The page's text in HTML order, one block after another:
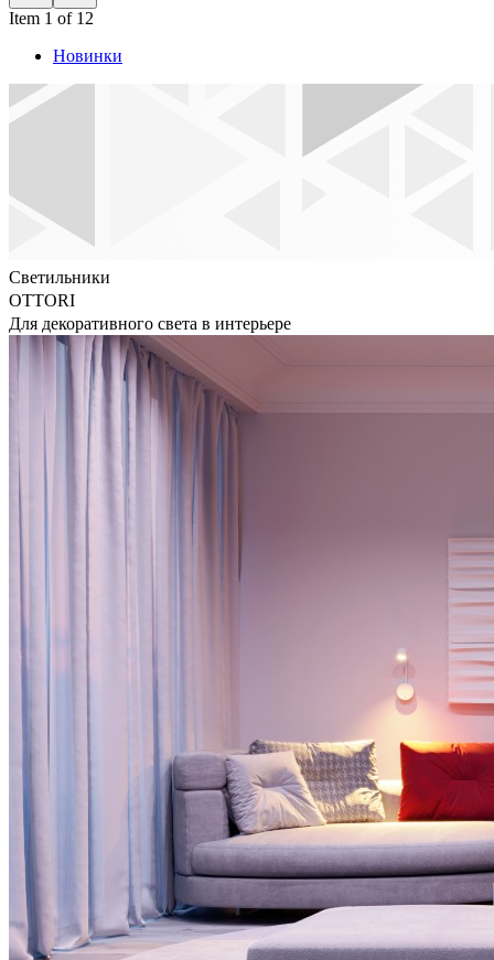
Item 1 of 12
Новинки
Светильники
OTTORI
Для декоративного света в интерьере